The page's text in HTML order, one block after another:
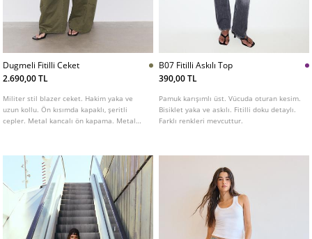
Dugmeli Fitilli Ceket
2.690,00 TL
Militer stil blazer ceket. Hakim yaka ve
uzun kollu. Ön kısımda kapaklı, şeritli
cepler. Metal kancalı ön kapama. Metal
B07 Fitilli Askılı Top
390,00 TL
Pamuk karışımlı üst. Vücuda oturan kesim.
Bisiklet yaka ve askılı. Fitilli doku detaylı.
Farklı renkleri mevcuttur.